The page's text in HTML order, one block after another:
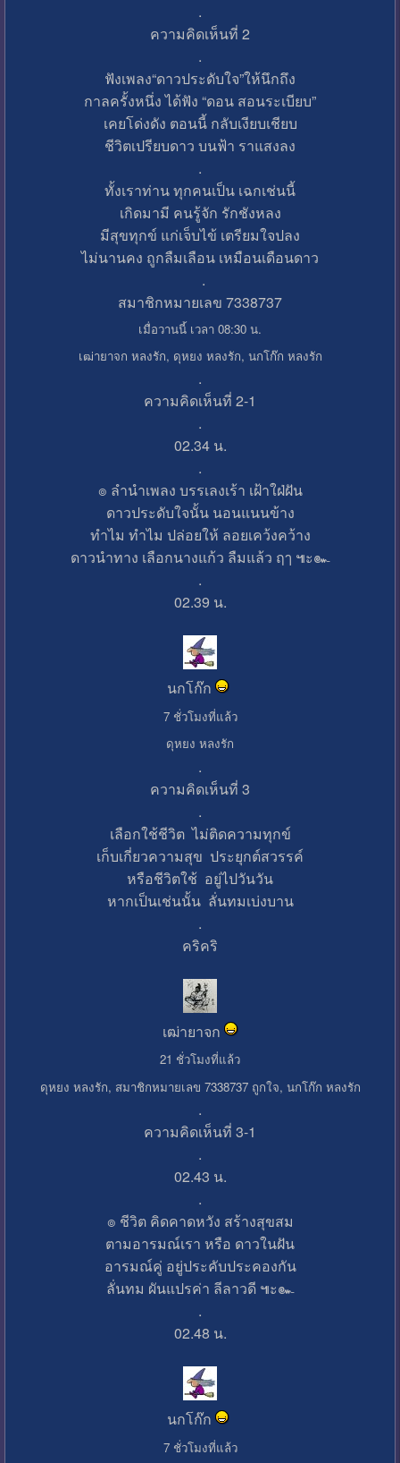
.
ความคิดเห็นที่ 2
.
ฟังเพลง“ดาวประดับใจ”ให้นึกถึง
กาลครั้งหนึ่ง ได้ฟัง “ดอน สอนระเบียบ”
เคยโด่งดัง ตอนนี้ กลับเงียบเชียบ
ชีวิตเปรียบดาว บนฟ้า ราแสงลง
.
ทั้งเราท่าน ทุกคนเป็น เฉกเช่นนี้
เกิดมามี คนรู้จัก รักชังหลง
มีสุขทุกข์ แก่เจ็บไข้ เตรียมใจปลง
ไม่นานคง ถูกลืมเลือน เหมือนเดือนดาว
.
สมาชิกหมายเลข 7338737
เมื่อวานนี้ เวลา 08:30 น.
เฒ่ายาจก หลงรัก, ดุหยง หลงรัก, นกโก๊ก หลงรัก
.
ความคิดเห็นที่ 2-1
.
02.34 น.
.
๏ ลำนำเพลง บรรเลงเร้า เฝ้าใฝ่ฝัน
ดาวประดับใจนั้น นอนแนนข้าง
ทำไม ทำไม ปล่อยให้ ลอยเคว้งคว้าง
ดาวนำทาง เลือกนางแก้ว ลืมแล้ว ฤๅ ๚ะ๛
.
02.39 น.
นกโก๊ก
7 ชั่วโมงที่แล้ว
ดุหยง หลงรัก
.
ความคิดเห็นที่ 3
.
เลือกใช้ชีวิต ไม่ติดความทุกข์
เก็บเกี่ยวความสุข ประยุกต์สวรรค์
หรือชีวิตใช้ อยู่ไปวันวัน
หากเป็นเช่นนั้น ลั่นทมเบ่งบาน
.
คริคริ
เฒ่ายาจก
21 ชั่วโมงที่แล้ว
ดุหยง หลงรัก, สมาชิกหมายเลข 7338737 ถูกใจ, นกโก๊ก หลงรัก
.
ความคิดเห็นที่ 3-1
.
02.43 น.
.
๏ ชีวิต คิดคาดหวัง สร้างสุขสม
ตามอารมณ์เรา หรือ ดาวในฝัน
อารมณ์คู่ อยู่ประคับประคองกัน
ลั่นทม ผันแปรค่า ลีลาวดี ๚ะ๛
.
02.48 น.
นกโก๊ก
7 ชั่วโมงที่แล้ว